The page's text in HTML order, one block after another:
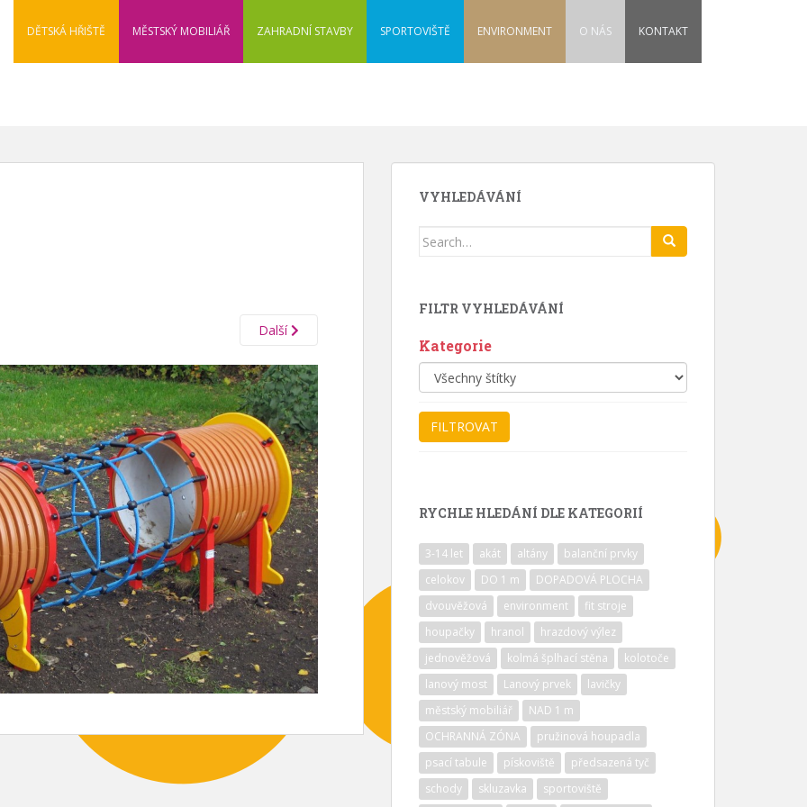
DĚTSKÁ HŘIŠTĚ MĚSTSKÝ MOBILIÁŘ ZAHRADNÍ STAVBY SPORTOVIŠTĚ ENVIRONMENT O NÁS KONTAKT
Další
VYHLEDÁVÁNÍ
Search
FILTR VYHLEDÁVÁNÍ
Kategorie
RYCHLE HLEDÁNÍ DLE KATEGORIÍ
3-14 let akát altány
balanční prvky
celokov
DO 1 m
DOPADOVÁ PLOCHA
dvouvěžová
environment
fit stroje
houpačky
hranol
hrazdový výlez
jednověžová
kolmá šplhací stěna
kolotoče
lanový most
Lanový prvek
lavičky
městský mobiliář
NAD 1 m
OCHRANNÁ ZÓNA
pružinová houpadla
psací tabule
pískoviště
předsazená tyč
schody
skluzavka sportoviště